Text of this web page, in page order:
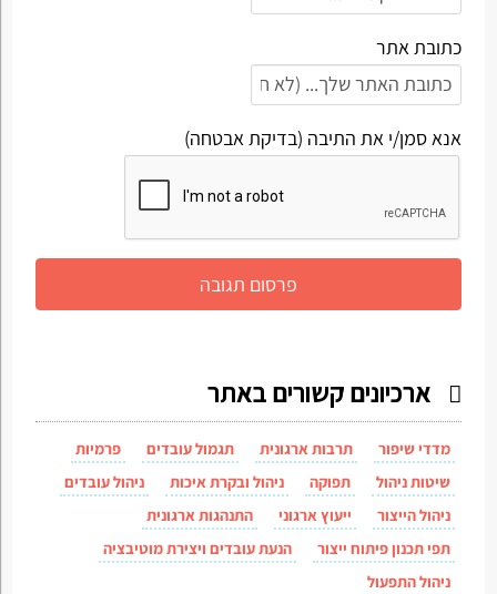
כתובת אתר
אנא סמן/י את התיבה (בדיקת אבטחה)
ארכיונים קשורים באתר
מדדי שיפור תרבות ארגונית תגמול עובדים
פרמיות
שיטות ניהול
תפוקה ניהול ובקרת איכות
ניהול עובדים
ניהול הייצור
ייעוץ ארגוני
התנהגות ארגונית
תפי תכנון פיתוח ייצור
הנעת עובדים ויצירת מוטיבציה
ניהול התפעול